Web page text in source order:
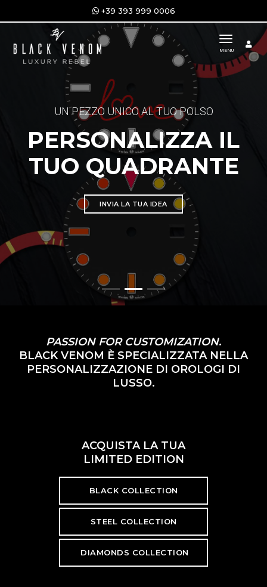
+39 393 999 0006
toggle
MENU
UN PEZZO UNICO AL TUO POLSO
PERSONALIZZA IL
TUO QUADRANTE
INVIA LA TUA IDEA
PASSION FOR CUSTOMIZATION.
BLACK VENOM È SPECIALIZZATA NELLA
PERSONALIZZAZIONE DI OROLOGI DI
LUSSO.
ACQUISTA LA TUA
LIMITED EDITION
BLACK COLLECTION
STEEL COLLECTION
DIAMONDS COLLECTION